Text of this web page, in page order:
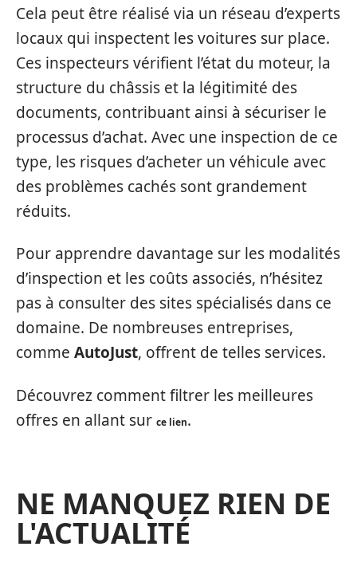
Cela peut être réalisé via un réseau d’experts
locaux qui inspectent les voitures sur place.
Ces inspecteurs vérifient l’état du moteur, la
structure du châssis et la légitimité des
documents, contribuant ainsi à sécuriser le
processus d’achat. Avec une inspection de ce
type, les risques d’acheter un véhicule avec
des problèmes cachés sont grandement
réduits.
Pour apprendre davantage sur les modalités
d’inspection et les coûts associés, n’hésitez
pas à consulter des sites spécialisés dans ce
domaine. De nombreuses entreprises,
comme AutoJust, offrent de telles services.
Découvrez comment filtrer les meilleures
offres en allant sur ce lien.
NE MANQUEZ RIEN DE
L'ACTUALITÉ